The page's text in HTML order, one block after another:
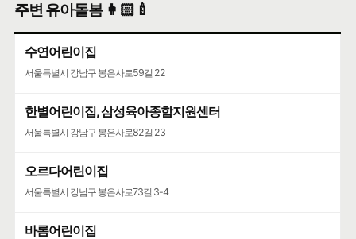
주변 유아돌봄 👩🏻‍🍼
수연어린이집
서울특별시 강남구 봉은사로59길 22
한별어린이집, 삼성육아종합지원센터
서울특별시 강남구 봉은사로82길 23
오르다어린이집
서울특별시 강남구 봉은사로73길 3-4
바롬어린이집